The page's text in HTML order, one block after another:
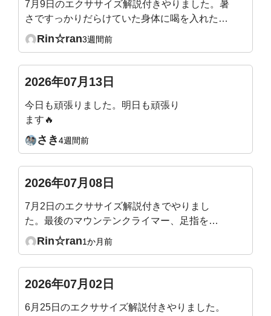
7月9日のエクササイズ解説付きやりました。暑
さですっかりだらけていた身体に喝を入れたよ
うで、シャキッとしました。ぽっこりになって
な？やりやすくなりました。
Rin☆ran3週間前
2026年07月13日
今日も頑張りました。明日も頑張り
ます🔥
さき4週間前
2026年07月08日
7月2日のエクササイズ解説付きでやりまし
た。最後のマウンテンクライマー、足指を突
き指しそうになりながら頑張りました！
Rin☆ran1か月前
2026年07月02日
6月25日のエクササイズ解説付きやりました。